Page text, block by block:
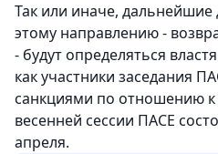
Так или иначе, дальнейшие
этому направлению -
- будут определяться
как участники заседания
санкциями по отношению к
весенней сессии ПАСЕ
апреля.